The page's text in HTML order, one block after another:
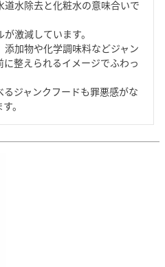
水除去と化粧水の意味合いで
激減しています。
加物や化学調味料などジャン
整えられるイメージでふわっ
ジャンクフードも罪悪感がな
。